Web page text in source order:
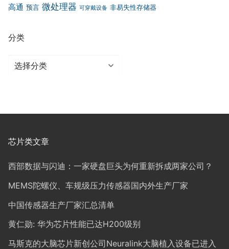
高通 预言 微处理器 可穿戴设备 非易失性存储器
分类
分
芯片类文章
西部数据与闪迪：一家硬盘巨头为何重新拆成两家公司？
MEMS陀螺仪、车规级压力传感器国内外生产厂家
中国传感器生产厂家汇总清单
黄仁勋: 华为芯片性能已达H200级别
马斯克的大脑芯片新创公司Neuralink大脑植入设备已进入